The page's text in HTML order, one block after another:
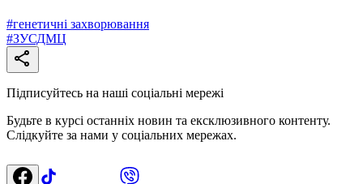
#генетичні захворювання
#ЗУСДМЦ
Підписуйтесь на наші соціальні мережі
Будьте в курсі останніх новин та ексклюзивного контенту.
Слідкуйте за нами у соціальних мережах.